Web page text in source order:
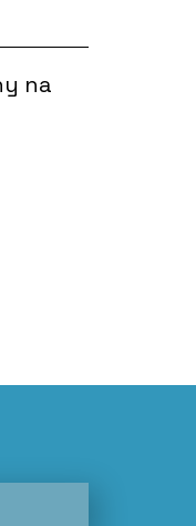
na